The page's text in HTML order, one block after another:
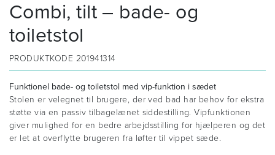
Combi, tilt – bade- og
toiletstol
PRODUKTKODE 201941314
Funktionel bade- og toiletstol med vip-funktion i sædet
Stolen er velegnet til brugere, der ved bad har behov for ekstra
støtte via en passiv tilbagelænet siddestilling. Vipfunktionen
giver mulighed for en bedre arbejdsstilling for hjælperen og det
er let at overflytte brugeren fra løfter til vippet sæde.